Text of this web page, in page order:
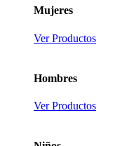
Mujeres
Ver Productos
Hombres
Ver Productos